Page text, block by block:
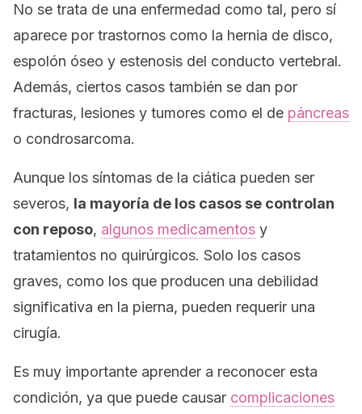
No se trata de una enfermedad como tal, pero sí
aparece por trastornos como la hernia de disco,
espolón óseo y estenosis del conducto vertebral.
Además, ciertos casos también se dan por
fracturas, lesiones y tumores como el de páncreas
o condrosarcoma.
Aunque los síntomas de la ciática pueden ser
severos, la mayoría de los casos se controlan
con reposo, algunos medicamentos y
tratamientos no quirúrgicos. Solo los casos
graves, como los que producen una debilidad
significativa en la pierna, pueden requerir una
cirugía.
Es muy importante aprender a reconocer esta
condición, ya que puede causar complicaciones